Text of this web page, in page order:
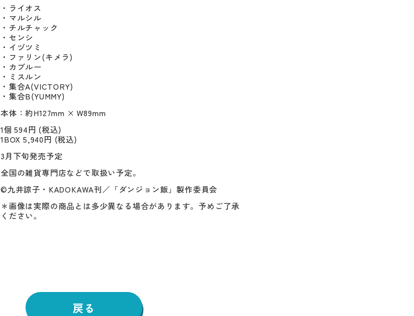
・ライオス
・マルシル
・チルチャック
・センシ
・イヅツミ
・ファリン(キメラ)
・カブルー
・ミスルン
・集合A(VICTORY)
・集合B(YUMMY)
本体：約H127mm × W89mm
1個 594円 (税込)
1BOX 5,940円 (税込)
3月下旬発売予定
全国の雑貨専門店などで取扱い予定。
©九井諒子・KADOKAWA刊／「ダンジョン飯」製作委員会
＊画像は実際の商品とは多少異なる場合があります。予めご了承
ください。
戻る